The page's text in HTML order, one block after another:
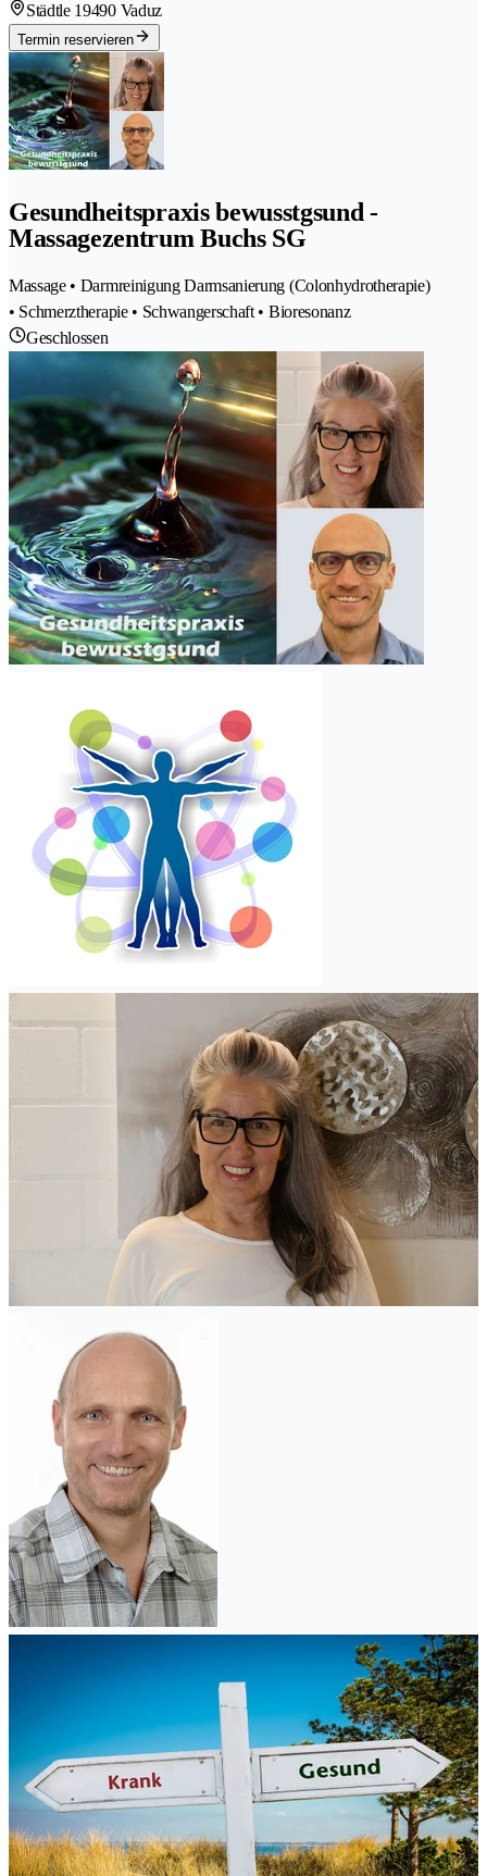
Städtle 19490 Vaduz
Termin reservieren
Gesundheitspraxis bewusstgsund -
Massagezentrum Buchs SG
Massage • Darmreinigung Darmsanierung (Colonhydrotherapie)
• Schmerztherapie • Schwangerschaft • Bioresonanz
Geschlossen